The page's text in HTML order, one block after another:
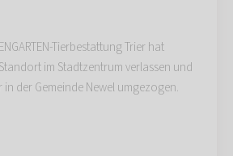
Tierbestattung Trier hat
im Stadtzentrum verlassen und
der Gemeinde Newel umgezogen.